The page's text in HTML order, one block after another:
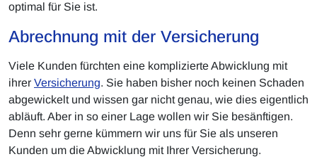
optimal für Sie ist.
Abrechnung mit der Versicherung
Viele Kunden fürchten eine komplizierte Abwicklung mit
ihrer Versicherung. Sie haben bisher noch keinen Schaden
abgewickelt und wissen gar nicht genau, wie dies eigentlich
abläuft. Aber in so einer Lage wollen wir Sie besänftigen.
Denn sehr gerne kümmern wir uns für Sie als unseren
Kunden um die Abwicklung mit Ihrer Versicherung.